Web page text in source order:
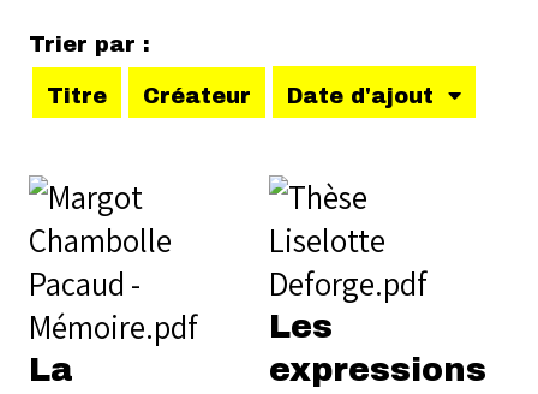
Trier par :
Titre Créateur Date d'ajout
La
Les
expressions